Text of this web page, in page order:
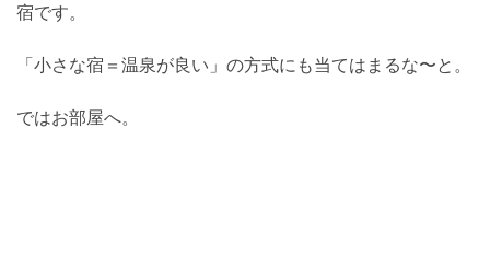
宿です。
「小さな宿＝温泉が良い」の方式にも当てはまるな〜と。
ではお部屋へ。